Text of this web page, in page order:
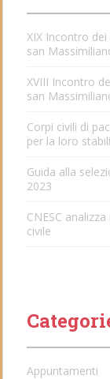
XIX Incontro
san
XVIII Incontro
san
Corpi civili di
per la loro
Guida alla
2023
CNESC
civile
Appuntamenti